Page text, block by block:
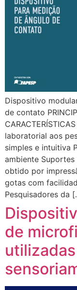
Dispositivo
de contato
laboratorial aos
simples e intuitiva
ambiente
obtido por
gotas com
Pesquisadores da
de